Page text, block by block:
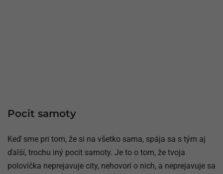
Pocit samoty
Keď sme pri tom, že si na všetko sama, spája sa s tým aj
ďalší, trochu iný pocit samoty. Je to o tom, že tvoja
polovička neprejavuje city, nehovorí o nich, a neprejavuje sa